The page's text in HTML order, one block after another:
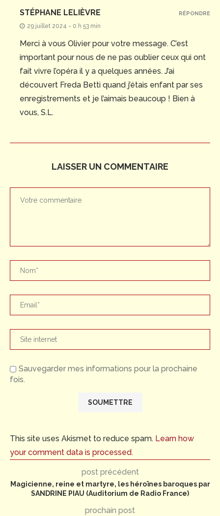
STÉPHANE LELIÈVRE
29 juillet 2024 - 0 h 53 min
Merci à vous Olivier pour votre message. C’est
important pour nous de ne pas oublier ceux qui ont
fait vivre l’opéra il y a quelques années. J’ai
découvert Freda Betti quand j’étais enfant par ses
enregistrements et je l’aimais beaucoup ! Bien à
vous, S.L.
RÉPONDRE
LAISSER UN COMMENTAIRE
Sauvegarder mes informations pour la prochaine
fois.
This site uses Akismet to reduce spam. Learn how
your comment data is processed.
post précédent
Magicienne, reine et martyre, les héroïnes baroques par
SANDRINE PIAU (Auditorium de Radio France)
prochain post